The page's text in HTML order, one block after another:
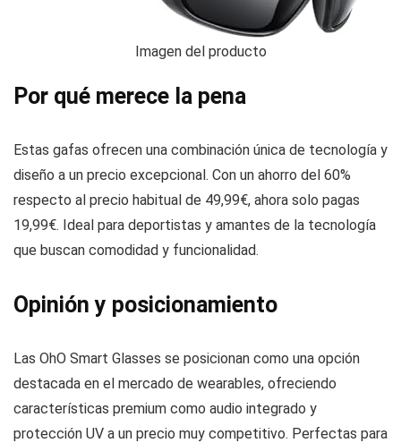
Imagen del producto
Por qué merece la pena
Estas gafas ofrecen una combinación única de tecnología y
diseño a un precio excepcional. Con un ahorro del 60%
respecto al precio habitual de 49,99€, ahora solo pagas
19,99€. Ideal para deportistas y amantes de la tecnología
que buscan comodidad y funcionalidad.
Opinión y posicionamiento
Las OhO Smart Glasses se posicionan como una opción
destacada en el mercado de wearables, ofreciendo
características premium como audio integrado y
protección UV a un precio muy competitivo. Perfectas para